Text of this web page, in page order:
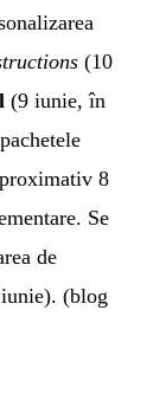
(10
(9 iunie, în
8
Se
de
(blog